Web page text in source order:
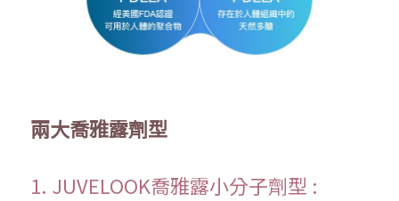
兩大喬雅露劑型
1. JUVELOOK喬雅露小分子劑型 :